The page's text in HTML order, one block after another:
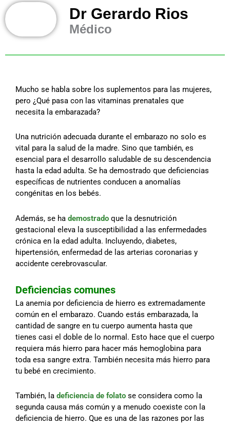
Dr Gerardo Rios
Médico
Mucho se habla sobre los suplementos para las mujeres,
pero ¿Qué pasa con las vitaminas prenatales que
necesita la embarazada?
Una nutrición adecuada durante el embarazo no solo es
vital para la salud de la madre. Sino que también, es
esencial para el desarrollo saludable de su descendencia
hasta la edad adulta. Se ha demostrado que deficiencias
específicas de nutrientes conducen a anomalías
congénitas en los bebés.
Además, se ha demostrado que la desnutrición
gestacional eleva la susceptibilidad a las enfermedades
crónica en la edad adulta. Incluyendo, diabetes,
hipertensión, enfermedad de las arterias coronarias y
accidente cerebrovascular.
Deficiencias comunes
La anemia por deficiencia de hierro es extremadamente
común en el embarazo. Cuando estás embarazada, la
cantidad de sangre en tu cuerpo aumenta hasta que
tienes casi el doble de lo normal. Esto hace que el cuerpo
requiera más hierro para hacer más hemoglobina para
toda esa sangre extra. También necesita más hierro para
tu bebé en crecimiento.
También, la deficiencia de folato se considera como la
segunda causa más común y a menudo coexiste con la
deficiencia de hierro. Que es una de las razones por las